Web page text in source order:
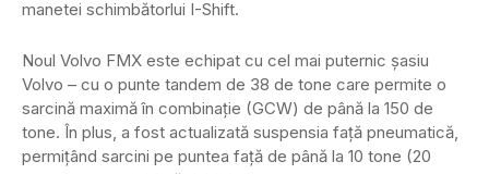
manetei schimbătorlui I-Shift.
Noul Volvo FMX este echipat cu cel mai puternic șasiu
Volvo – cu o punte tandem de 38 de tone care permite o
sarcină maximă în combinație (GCW) de până la 150 de
tone. În plus, a fost actualizată suspensia față pneumatică,
permițând sarcini pe puntea față de până la 10 tone (20